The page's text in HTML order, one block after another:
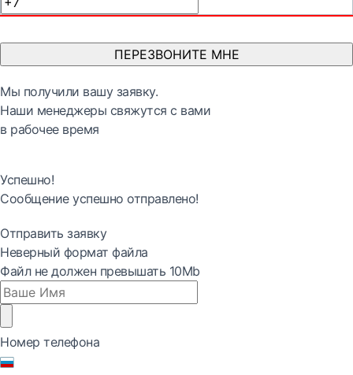
ПЕРЕЗВОНИТЕ МНЕ
Мы получили вашу заявку.
Наши менеджеры свяжутся с вами
в рабочее время
Успешно!
Сообщение успешно отправлено!
Отправить заявку
Неверный формат файла
Файл не должен превышать 10Mb
Номер телефона